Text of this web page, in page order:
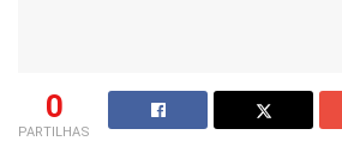
0
PARTILHAS